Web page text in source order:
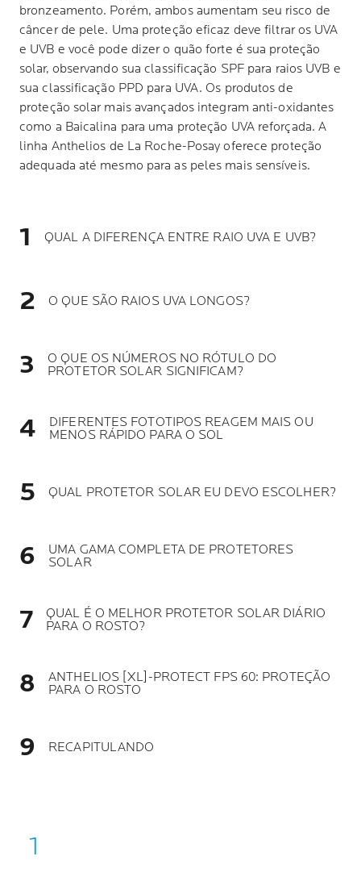
bronzeamento. Porém, ambos aumentam seu risco de
câncer de pele. Uma proteção eficaz deve filtrar os UVA
e UVB e você pode dizer o quão forte é sua proteção
solar, observando sua classificação SPF para raios UVB e
sua classificação PPD para UVA. Os produtos de
proteção solar mais avançados integram anti-oxidantes
como a Baicalina para uma proteção UVA reforçada. A
linha Anthelios de La Roche-Posay oferece proteção
adequada até mesmo para as peles mais sensíveis.
QUAL A DIFERENÇA ENTRE RAIO UVA E UVB?
O QUE SÃO RAIOS UVA LONGOS?
O QUE OS NÚMEROS NO RÓTULO DO
PROTETOR SOLAR SIGNIFICAM?
DIFERENTES FOTOTIPOS REAGEM MAIS OU
MENOS RÁPIDO PARA O SOL
QUAL PROTETOR SOLAR EU DEVO ESCOLHER?
UMA GAMA COMPLETA DE PROTETORES
SOLAR
QUAL É O MELHOR PROTETOR SOLAR DIÁRIO
PARA O ROSTO?
ANTHELIOS [XL]-PROTECT FPS 60: PROTEÇÃO
PARA O ROSTO
RECAPITULANDO